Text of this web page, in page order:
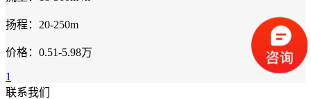
扬程：20-250m
价格：0.51-5.98万
1
联系我们